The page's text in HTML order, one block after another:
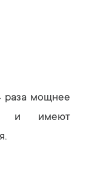
раза мощнее
и имеют